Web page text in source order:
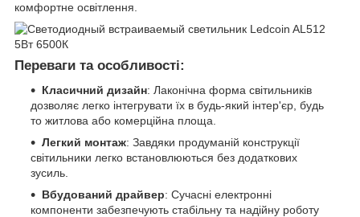
комфортне освітлення.
Переваги та особливості:
Класичний дизайн: Лаконічна форма світильників
дозволяє легко інтегрувати їх в будь-який інтер'єр, будь
то житлова або комерційна площа.
Легкий монтаж: Завдяки продуманій конструкції
світильники легко встановлюються без додаткових
зусиль.
Вбудований драйвер: Сучасні електронні
компоненти забезпечують стабільну та надійну роботу